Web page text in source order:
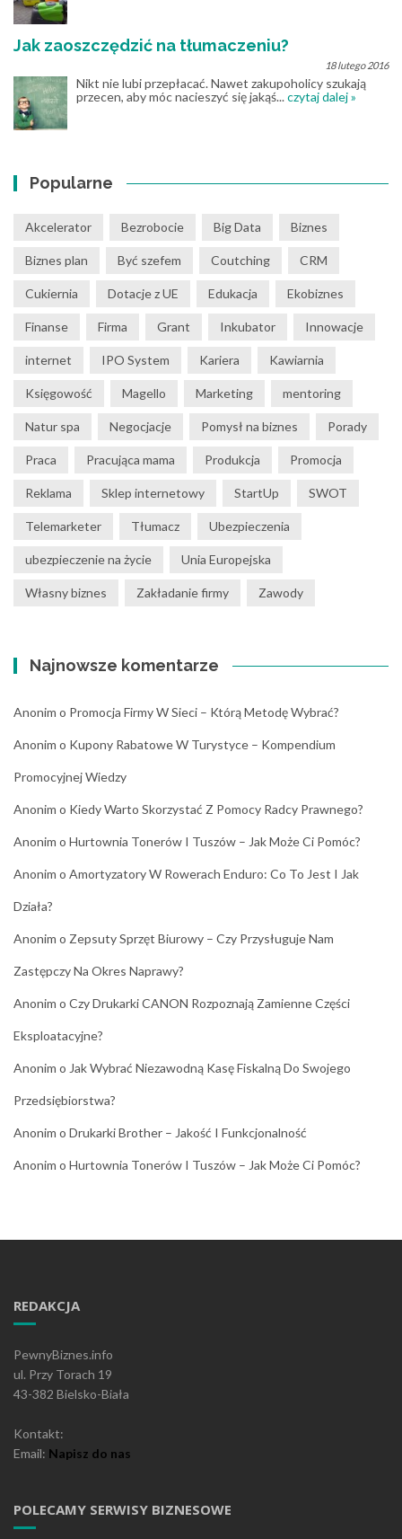
Jak zaoszczędzić na tłumaczeniu?
18 lutego 2016
Nikt nie lubi przepłacać. Nawet zakupoholicy szukają
przecen, aby móc nacieszyć się jakąś...czytaj dalej »
Popularne
Akcelerator Bezrobocie Big Data Biznes
Biznes plan Być szefem Coutching CRM
Cukiernia Dotacje z UE Edukacja Ekobiznes
Finanse Firma Grant Inkubator Innowacje
internet IPO System Kariera Kawiarnia
Księgowość Magello Marketing mentoring
Natur spa Negocjacje Pomysł na biznes Porady
Praca Pracująca mama Produkcja Promocja
Reklama Sklep internetowy StartUp SWOT
Telemarketer Tłumacz Ubezpieczenia
ubezpieczenie na życie Unia Europejska
Własny biznes Zakładanie firmy Zawody
Najnowsze komentarze
Anonim o Promocja Firmy W Sieci – Którą Metodę Wybrać?
Anonim o Kupony Rabatowe W Turystyce – Kompendium
Promocyjnej Wiedzy
Anonim o Kiedy Warto Skorzystać Z Pomocy Radcy Prawnego?
Anonim o Hurtownia Tonerów I Tuszów – Jak Może Ci Pomóc?
Anonim o Amortyzatory W Rowerach Enduro: Co To Jest I Jak
Działa?
Anonim o Zepsuty Sprzęt Biurowy – Czy Przysługuje Nam
Zastępczy Na Okres Naprawy?
Anonim o Czy Drukarki CANON Rozpoznają Zamienne Części
Eksploatacyjne?
Anonim o Jak Wybrać Niezawodną Kasę Fiskalną Do Swojego
Przedsiębiorstwa?
Anonim o Drukarki Brother – Jakość I Funkcjonalność
Anonim o Hurtownia Tonerów I Tuszów – Jak Może Ci Pomóc?
REDAKCJA
PewnyBiznes.info
ul. Przy Torach 19
43-382 Bielsko-Biała
Kontakt:
Email: Napisz do nas
POLECAMY SERWISY BIZNESOWE